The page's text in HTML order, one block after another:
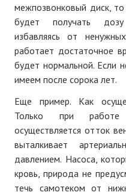
межпозвонковый диск, то
будет получать
избавляясь от
работает достаточное
будет нормальной. Если
имеем после сорока лет.
Еще пример. Как
Только при
осуществляется отток
выталкивает
давлением. Насоса,
кровь, природа не
течь самотеком от